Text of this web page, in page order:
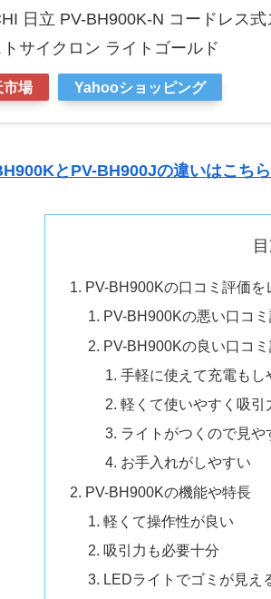
日立 PV-BH900K-N コードレス
サイクロン ライトゴールド
市場 Yahooショッピング
とPV-BH900Jの違いはこち
PV-BH900Kの口コミ評価を
PV-BH900Kの悪い口コ
PV-BH900Kの良い口コ
手軽に使えて充電もし
軽くて使いやすく吸引
ライトがつくので見や
お手入れがしやすい
PV-BH900Kの機能や特長
軽くて操作性が良い
吸引力も必要十分
LEDライトでゴミが見え